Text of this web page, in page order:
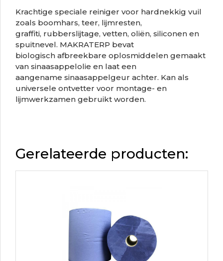
Krachtige speciale reiniger voor hardnekkig vuil
zoals boomhars, teer, lijmresten,
graffiti, rubberslijtage, vetten, oliën, siliconen en
spuitnevel. MAKRATERP bevat
biologisch afbreekbare oplosmiddelen gemaakt
van sinaasappelolie en laat een
aangename sinaasappelgeur achter. Kan als
universele ontvetter voor montage- en
lijmwerkzamen gebruikt worden.
Gerelateerde producten: